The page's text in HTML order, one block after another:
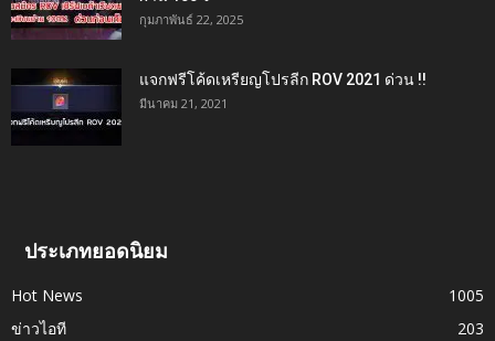
กุมภาพันธ์ 22, 2025
แจกฟรีโค้ดเหรียญโปรลีก ROV 2021 ด่วน !!
มีนาคม 21, 2021
ประเภทยอดนิยม
Hot News
1005
ข่าวไอที
203